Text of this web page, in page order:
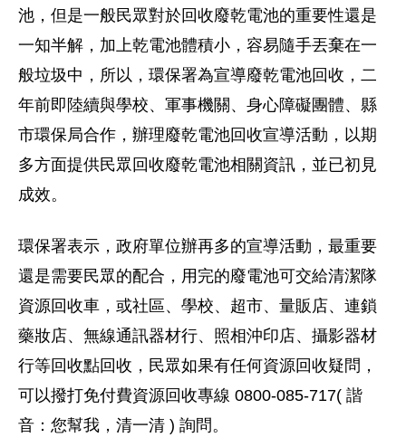
池，但是一般民眾對於回收廢乾電池的重要性還是
一知半解，加上乾電池體積小，容易隨手丟棄在一
般垃圾中，所以，環保署為宣導廢乾電池回收，二
年前即陸續與學校、軍事機關、身心障礙團體、縣
市環保局合作，辦理廢乾電池回收宣導活動，以期
多方面提供民眾回收廢乾電池相關資訊，並已初見
成效。
環保署表示，政府單位辦再多的宣導活動，最重要
還是需要民眾的配合，用完的廢電池可交給清潔隊
資源回收車，或社區、學校、超市、量販店、連鎖
藥妝店、無線通訊器材行、照相沖印店、攝影器材
行等回收點回收，民眾如果有任何資源回收疑問，
可以撥打免付費資源回收專線 0800-085-717( 諧
音：您幫我，清一清 ) 詢問。